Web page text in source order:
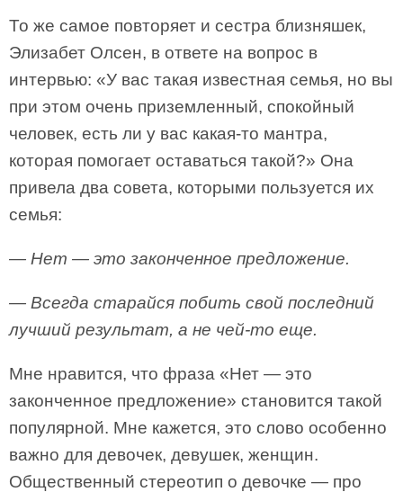
То же самое повторяет и сестра близняшек,
Элизабет Олсен, в ответе на вопрос в
интервью: «У вас такая известная семья, но вы
при этом очень приземленный, спокойный
человек, есть ли у вас какая-то мантра,
которая помогает оставаться такой?» Она
привела два совета, которыми пользуется их
семья:
— Нет — это законченное предложение.
— Всегда старайся побить свой последний
лучший результат, а не чей-то еще.
Мне нравится, что фраза «Нет — это
законченное предложение» становится такой
популярной. Мне кажется, это слово особенно
важно для девочек, девушек, женщин.
Общественный стереотип о девочке — про